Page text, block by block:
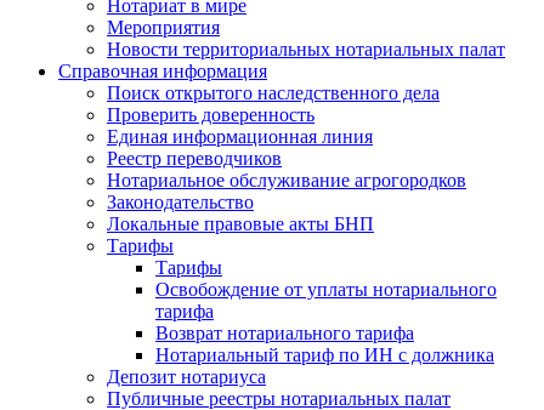
Нотариат в мире
Мероприятия
Новости территориальных нотариальных палат
Справочная информация
Поиск открытого наследственного дела
Проверить доверенность
Единая информационная линия
Реестр переводчиков
Нотариальное обслуживание агрогородков
Законодательство
Локальные правовые акты БНП
Тарифы
Тарифы
Освобождение от уплаты нотариального
тарифа
Возврат нотариального тарифа
Нотариальный тариф по ИН с должника
Депозит нотариуса
Публичные реестры нотариальных палат